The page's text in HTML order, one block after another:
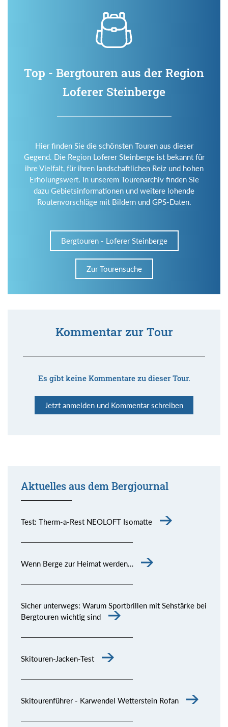
Top - Bergtouren aus der Region
Loferer Steinberge
Hier finden Sie die schönsten Touren aus dieser
Gegend. Die Region Loferer Steinberge ist bekannt für
ihre Vielfalt, für ihren landschaftlichen Reiz und hohen
Erholungswert. In unserem Tourenarchiv finden Sie
dazu Gebietsinformationen und weitere lohende
Routenvorschläge mit Bildern und GPS-Daten.
Bergtouren - Loferer Steinberge
Zur Tourensuche
Kommentar zur Tour
Es gibt keine Kommentare zu dieser Tour.
Jetzt anmelden und Kommentar schreiben
Aktuelles aus dem Bergjournal
Test: Therm-a-Rest NEOLOFT Isomatte
Wenn Berge zur Heimat werden…
Sicher unterwegs: Warum Sportbrillen mit Sehstärke bei
Bergtouren wichtig sind
Skitouren-Jacken-Test
Skitourenführer - Karwendel Wetterstein Rofan